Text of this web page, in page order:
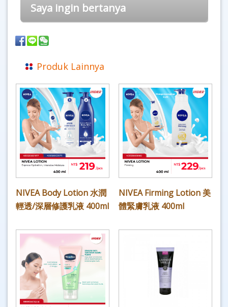
Saya ingin bertanya
Produk Lainnya
NIVEA Body Lotion 水潤
輕透/深層修護乳液 400ml
NIVEA Firming Lotion 美
體緊膚乳液 400ml